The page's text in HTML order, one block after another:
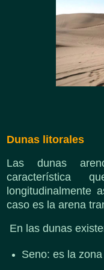
Dunas litorales
Las dunas
característica
longitudinalmente
caso es la arena
En las dunas
Seno: es la